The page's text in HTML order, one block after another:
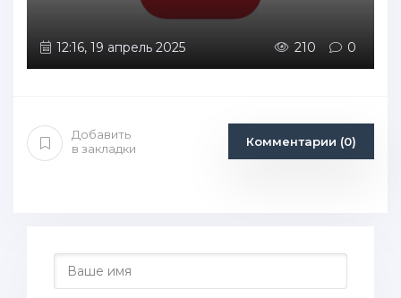
12:16, 19 апрель 2025 210 0
Добавить
в закладки
Комментарии (0)